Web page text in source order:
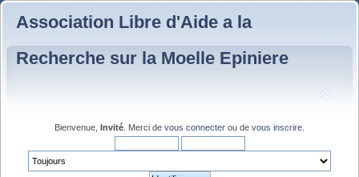
Association Libre d'Aide a la
Recherche sur la Moelle Epiniere
Bienvenue, Invité . Merci de vous connecter ou de vous inscrire